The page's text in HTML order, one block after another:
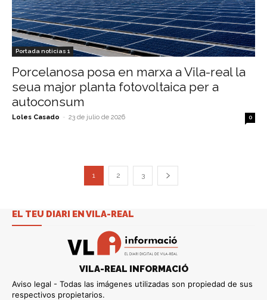
Portada noticias 1
Porcelanosa posa en marxa a Vila-real la
seua major planta fotovoltaica per a
autoconsum
Loles Casado - 23 de julio de 2026 0
1 2 3
EL TEU DIARI EN VILA-REAL
VILA-REAL INFORMACIÓ
Aviso legal - Todas las imágenes utilizadas son propiedad de sus
respectivos propietarios.